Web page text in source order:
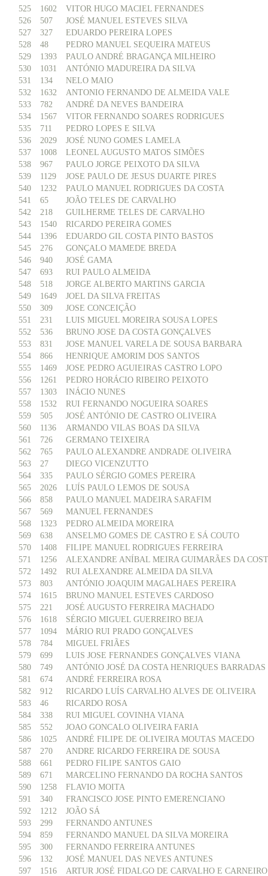
525
1602
VITOR HUGO MACIEL FERNANDES
526
507
JOSÉ MANUEL ESTEVES SILVA
527
327
EDUARDO PEREIRA LOPES
528
48
PEDRO MANUEL SEQUEIRA MATEUS
529
1393
PAULO ANDRÉ BRAGANÇA MILHEIRO
530
1031
ANTÓNIO MADUREIRA DA SILVA
531
134
NELO MAIO
532
1632
ANTONIO FERNANDO DE ALMEIDA VALE
533
782
ANDRÉ DA NEVES BANDEIRA
534
1567
VITOR FERNANDO SOARES RODRIGUES
535
711
PEDRO LOPES E SILVA
536
2029
JOSÉ NUNO GOMES LAMELA
537
1008
LEONEL AUGUSTO MATOS SIMÕES
538
967
PAULO JORGE PEIXOTO DA SILVA
539
1129
JOSE PAULO DE JESUS DUARTE PIRES
540
1232
PAULO MANUEL RODRIGUES DA COSTA
541
65
JOÃO TELES DE CARVALHO
542
218
GUILHERME TELES DE CARVALHO
543
1540
RICARDO PEREIRA GOMES
544
1396
EDUARDO GIL COSTA PINTO BASTOS
545
276
GONÇALO MAMEDE BREDA
546
940
JOSÉ GAMA
547
693
RUI PAULO ALMEIDA
548
518
JORGE ALBERTO MARTINS GARCIA
549
1649
JOEL DA SILVA FREITAS
550
309
JOSE CONCEIÇÃO
551
231
LUIS MIGUEL MOREIRA SOUSA LOPES
552
536
BRUNO JOSE DA COSTA GONÇALVES
553
831
JOSE MANUEL VARELA DE SOUSA BARBARA
554
866
HENRIQUE AMORIM DOS SANTOS
555
1469
JOSE PEDRO AGUIEIRAS CASTRO LOPO
556
1261
PEDRO HORÁCIO RIBEIRO PEIXOTO
557
1303
INÁCIO NUNES
558
1532
RUI FERNANDO NOGUEIRA SOARES
559
505
JOSÉ ANTÓNIO DE CASTRO OLIVEIRA
560
1136
ARMANDO VILAS BOAS DA SILVA
561
726
GERMANO TEIXEIRA
562
765
PAULO ALEXANDRE ANDRADE OLIVEIRA
563
27
DIEGO VICENZUTTO
564
335
PAULO SÉRGIO GOMES PEREIRA
565
2026
LUÍS PAULO LEMOS DE SOUSA
566
858
PAULO MANUEL MADEIRA SARAFIM
567
569
MANUEL FERNANDES
568
1323
PEDRO ALMEIDA MOREIRA
569
638
ANSELMO GOMES DE CASTRO E SÁ COUTO
570
1408
FILIPE MANUEL RODRIGUES FERREIRA
571
1256
ALEXANDRE ANÍBAL MEIRA GUIMARÃES DA
572
1492
RUI ALEXANDRE ALMEIDA DA SILVA
573
803
ANTÓNIO JOAQUIM MAGALHAES PEREIRA
574
1615
BRUNO MANUEL ESTEVES CARDOSO
575
221
JOSÉ AUGUSTO FERREIRA MACHADO
576
1618
SÉRGIO MIGUEL GUERREIRO BEJA
577
1094
MÁRIO RUI PRADO GONÇALVES
578
784
MIGUEL FRIÃES
579
699
LUIS JOSE FERNANDES GONÇALVES VIANA
580
749
ANTÓNIO JOSÉ DA COSTA HENRIQUES BARRADAS
581
674
ANDRÉ FERREIRA ROSA
582
912
RICARDO LUÍS CARVALHO ALVES DE OLIVEIRA
583
46
RICARDO ROSA
584
338
RUI MIGUEL COVINHA VIANA
585
552
JOAO GONCALO OLIVEIRA FARIA
586
1025
ANDRÉ FILIPE DE OLIVEIRA MOUTAS MACEDO
587
270
ANDRE RICARDO FERREIRA DE SOUSA
588
661
PEDRO FILIPE SANTOS GAIO
589
671
MARCELINO FERNANDO DA ROCHA SANTOS
590
1258
FLAVIO MOITA
591
340
FRANCISCO JOSE PINTO EMERENCIANO
592
1212
JOÃO SÁ
593
299
FERNANDO ANTUNES
594
859
FERNANDO MANUEL DA SILVA MOREIRA
595
300
FERNANDO FERREIRA ANTUNES
596
132
JOSÉ MANUEL DAS NEVES ANTUNES
597
1516
ARTUR JOSÉ FIDALGO DE CARVALHO E CARNEIRO